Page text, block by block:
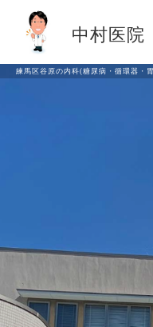
練馬区谷原の内科(糖尿病・循環器・
中村医院